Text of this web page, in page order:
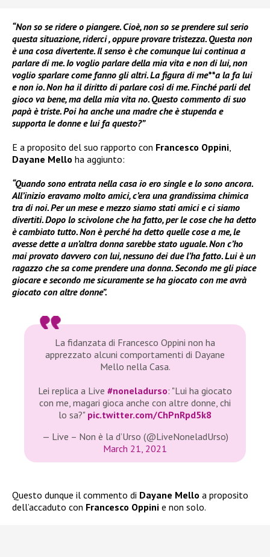
“Non so se ridere o piangere. Cioè, non so se prendere sul serio
questa situazione, riderci , oppure provare tristezza. Questa non
è una cosa divertente. Il senso è che comunque lui continua a
parlare di me. Io voglio parlare della mia vita e non di lui, non
voglio sparlare come fanno gli altri. La figura di me**a la fa lui
e non io. Non ha il diritto di parlare così di me. Finché parli del
gioco va bene, ma della mia vita no. Questo commento di suo
papà è triste. Poi ha anche una madre che è stupenda e
supporta le donne e lui fa questo?”
E a proposito del suo rapporto con Francesco Oppini,
Dayane Mello ha aggiunto:
“Quando sono entrata nella casa io ero single e lo sono ancora.
All’inizio eravamo molto amici, c’era una grandissima chimica
tra di noi. Per un mese e mezzo siamo stati amici e ci siamo
divertiti. Dopo lo scivolone che ha fatto, per le cose che ha detto
è cambiato tutto. Non è perché ha detto quelle cose a me, le
avesse dette a un’altra donna sarebbe stato uguale. Non c’ho
mai provato davvero con lui, nessuno dei due l’ha fatto. Lui è un
ragazzo che sa come prendere una donna. Secondo me gli piace
giocare e secondo me sicuramente se ha giocato con me avrà
giocato con altre donne”.
La fidanzata di Francesco Oppini non ha
apprezzato alcuni comportamenti di Dayane
Mello nella Casa.
Lei replica a Live #noneladurso: "Lui ha giocato
con me, magari gioca anche con altre donne, chi
lo sa?" pic.twitter.com/ChPnRpd5k8
— Live – Non è la d’Urso (@LiveNoneladUrso)
March 21, 2021
Questo dunque il commento di Dayane Mello a proposito
dell’accaduto con Francesco Oppini e non solo.